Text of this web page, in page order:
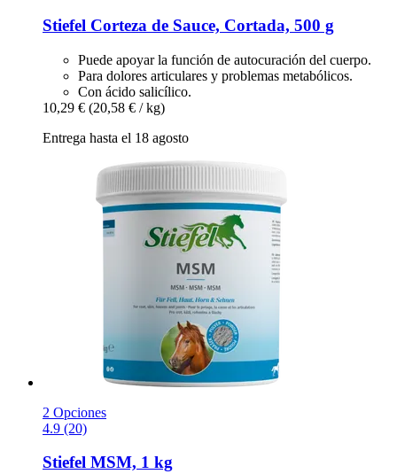
Stiefel Corteza de Sauce, Cortada, 500 g
Puede apoyar la función de autocuración del cuerpo.
Para dolores articulares y problemas metabólicos.
Con ácido salicílico.
10,29 € (20,58 € / kg)
Entrega hasta el 18 agosto
2 Opciones
4.9 (20)
Stiefel MSM, 1 kg